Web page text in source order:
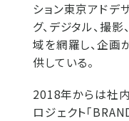
ション東京アドデ
グ、デジタル、撮
域を網羅し、企画
供している。
2018年からは社
ロジェクト「